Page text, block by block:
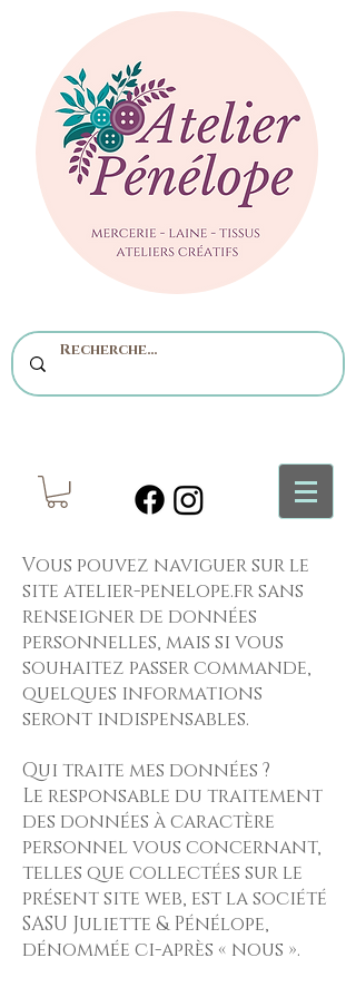
Vous pouvez naviguer sur le
site atelier-penelope.fr sans
renseigner de données
personnelles, mais si vous
souhaitez passer commande,
quelques informations
seront indispensables.
Qui traite mes données ?
Le responsable du traitement
des données à caractère
personnel vous concernant,
telles que collectées sur le
présent site web, est la société
SASU Juliette & Pénélope,
dénommée ci-après « nous ».